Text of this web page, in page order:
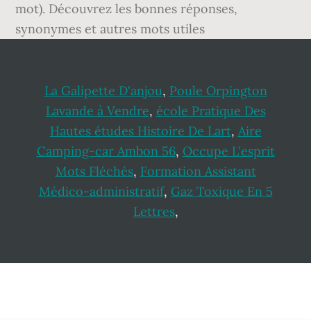
mot). Découvrez les bonnes réponses,
synonymes et autres mots utiles
La Galipette D'anjou, Poule Orpington
Lavande à Vendre, école Pratique Des
Hautes études Histoire De Lart, Aire
Camping-car Ambon 56, Occupe L'esprit
Mots Fléchés, Formation Assistant
Médico-administratif, Gaz Toxique En 5
Lettres,